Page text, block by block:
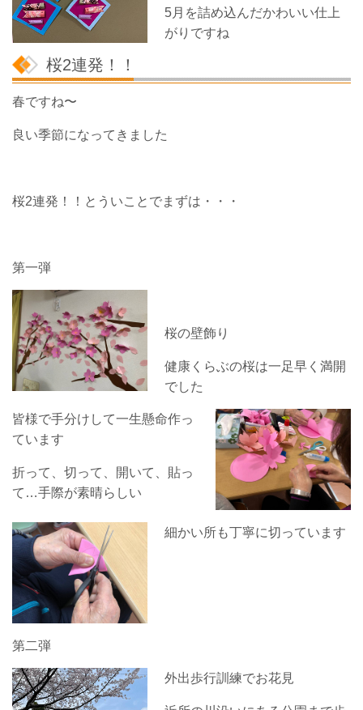
5月を詰め込んだかわいい仕上
がりですね
桜2連発！！
春ですね〜
良い季節になってきました
桜2連発！！とういことでまずは・・・
第一弾
桜の壁飾り
健康くらぶの桜は一足早く満開
でした
皆様で手分けして一生懸命作っ
ています
折って、切って、開いて、貼っ
て…手際が素晴らしい
細かい所も丁寧に切っています
第二弾
外出歩行訓練でお花見